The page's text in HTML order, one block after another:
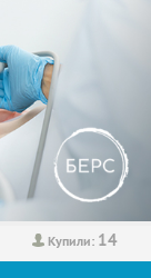
Купили: 14